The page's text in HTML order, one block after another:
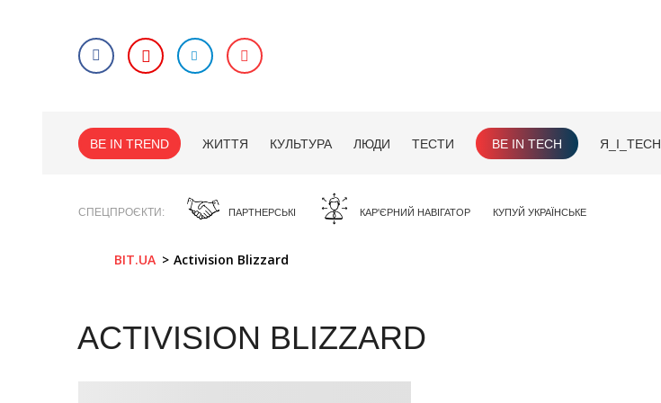
BE IN TREND ЖИТТЯ КУЛЬТУРА ЛЮДИ ТЕСТИ BE IN TECH Я_І_TECH
СПЕЦПРОЄКТИ ПАРТНЕРСЬКІ КАР'ЄРНИЙ НАВІГАТОР КУПУЙ УКРАЇНСЬКЕ
BIT.UA Activision Blizzard
ACTIVISION BLIZZARD